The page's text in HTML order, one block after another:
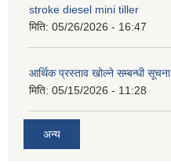
stroke diesel mini tiller
मिति: 05/26/2026 - 16:47
आर्थिक प्रस्ताव खोल्ने सम्बन्धी सूचना
मिति: 05/15/2026 - 11:28
अन्य